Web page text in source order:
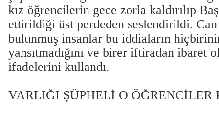
kız öğrencilerin gece zorla kaldırılıp
ettirildiği üst perdeden seslendirildi.
bulunmuş insanlar bu iddiaların
yansıtmadığını ve birer iftiradan ibaret
ifadelerini kullandı.
VARLIĞI ŞÜPHELİ O ÖĞRENCİLER